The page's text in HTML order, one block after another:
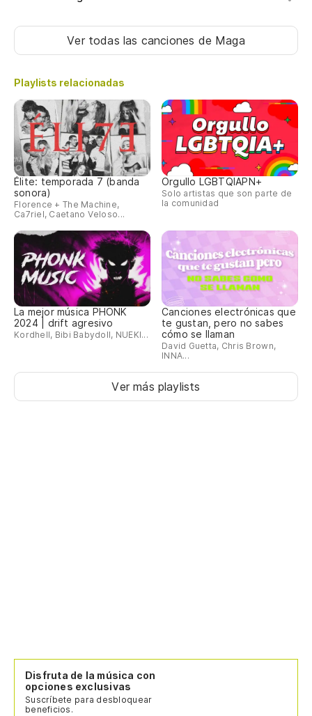
Ver todas las canciones de Maga
Playlists relacionadas
Élite: temporada 7 (banda
sonora)
Florence + The Machine,
Ca7riel, Caetano Veloso...
Orgullo LGBTQIAPN+
Solo artistas que son parte de
la comunidad
La mejor música PHONK
2024 | drift agresivo
Kordhell, Bibi Babydoll, NUEKI...
Canciones electrónicas que
te gustan, pero no sabes
cómo se llaman
David Guetta, Chris Brown,
INNA...
Ver más playlists
Disfruta de la música con
opciones exclusivas
Suscríbete para desbloquear
beneficios.